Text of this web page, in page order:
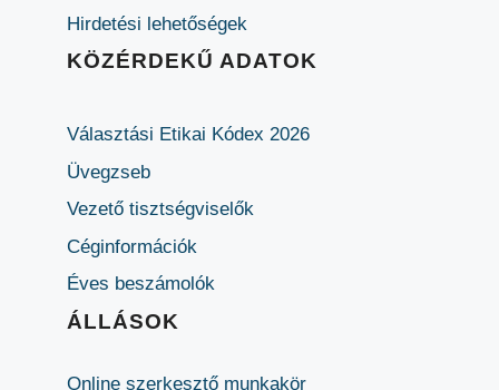
Hirdetési lehetőségek
KÖZÉRDEKŰ ADATOK
Választási Etikai Kódex 2026
Üvegzseb
Vezető tisztségviselők
Céginformációk
Éves beszámolók
ÁLLÁSOK
Online szerkesztő munkakör